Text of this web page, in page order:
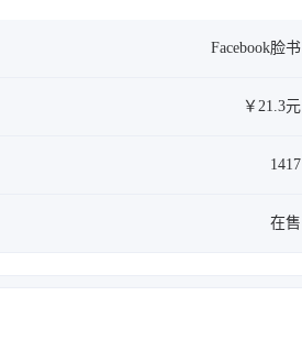
Facebook脸书
￥21.3元
1417
在售